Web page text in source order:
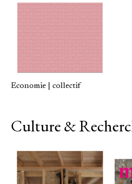
Economie | collectif
Culture &